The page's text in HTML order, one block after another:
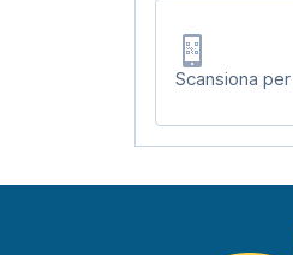
Scansiona